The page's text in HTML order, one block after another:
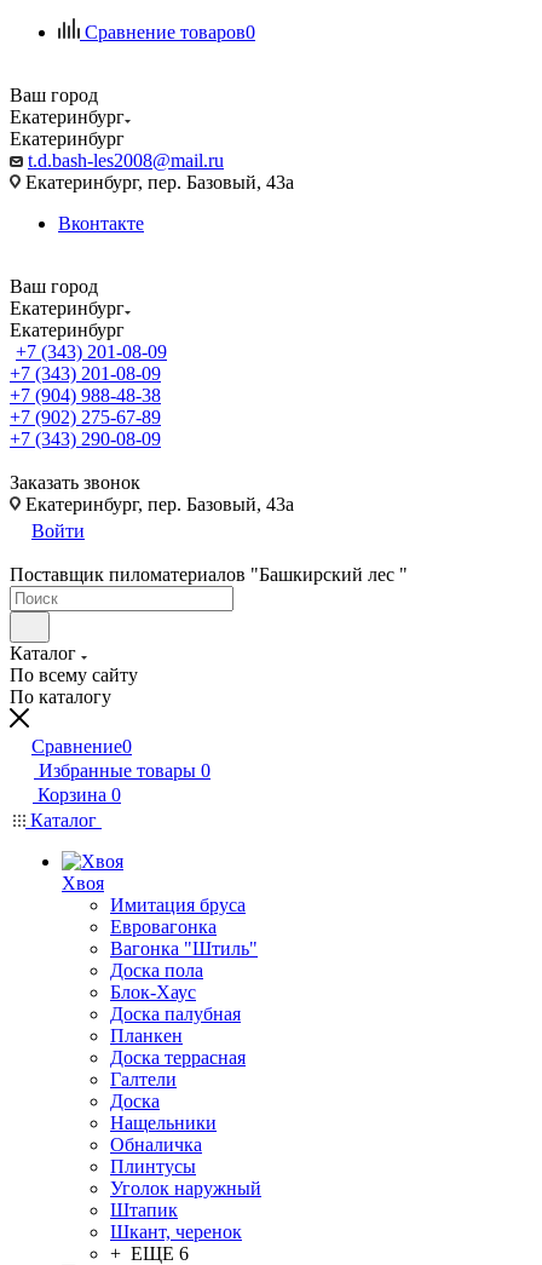
Сравнение товаров0
Ваш город
Екатеринбург
Екатеринбург
t.d.bash-les2008@mail.ru
Екатеринбург, пер. Базовый, 43а
Вконтакте
Ваш город
Екатеринбург
Екатеринбург
+7 (343) 201-08-09
+7 (343) 201-08-09
+7 (904) 988-48-38
+7 (902) 275-67-89
+7 (343) 290-08-09
Заказать звонок
Екатеринбург, пер. Базовый, 43а
Войти
Поставщик пиломатериалов "Башкирский лес "
Каталог
По всему сайту
По каталогу
Сравнение0
Избранные товары 0
Корзина 0
Каталог
Хвоя
Имитация бруса
Евровагонка
Вагонка "Штиль"
Доска пола
Блок-Хаус
Доска палубная
Планкен
Доска террасная
Галтели
Доска
Нащельники
Обналичка
Плинтусы
Уголок наружный
Штапик
Шкант, черенок
+ ЕЩЕ 6